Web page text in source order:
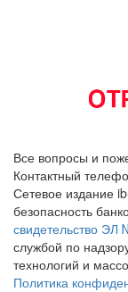
Все вопросы и
Контактный
Сетевое издание
безопасность
свидетельство
службой по
технологий и
Политика